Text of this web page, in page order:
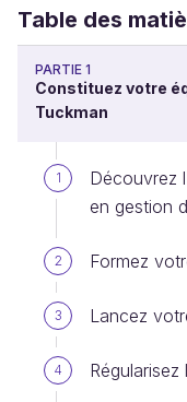
Table des
PARTIE 1
Constituez votre
Tuckman
1
Découvrez
en gestion
2 Formez
3 Lancez
4